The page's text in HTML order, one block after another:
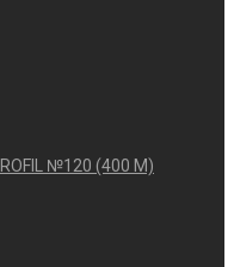
№120 (400 М)